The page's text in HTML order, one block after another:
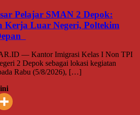
Pelajar SMAN 2 Depok:
Kerja Luar Negeri, Poltekim
— Kantor Imigrasi Kelas I Non TPI
2 Depok sebagai lokasi kegiatan
Rabu (5/8/2026), […]